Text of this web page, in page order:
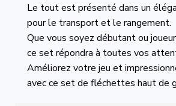
Le tout est présenté dans un
pour le transport et le rangement.
Que vous soyez débutant ou
ce set répondra à toutes vos
Améliorez votre jeu et
avec ce set de fléchettes haut de